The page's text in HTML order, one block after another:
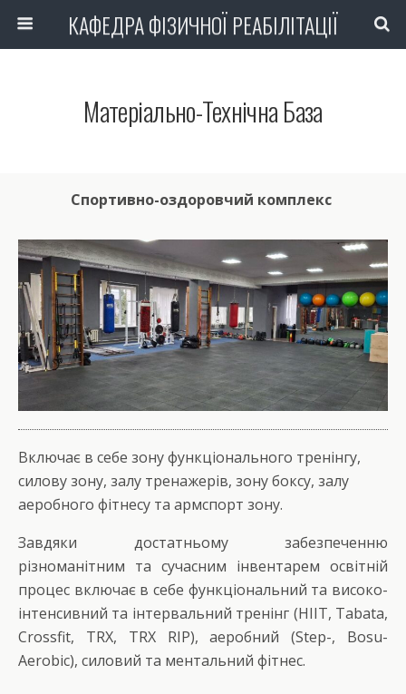
КАФЕДРА ФІЗИЧНОЇ РЕАБІЛІТАЦІЇ
Матеріально-Технічна База
Спортивно-оздоровчий комплекс
Включає в себе зону функціонального тренінгу,
силову зону, залу тренажерів, зону боксу, залу
аеробного фітнесу та армспорт зону.
Завдяки достатньому забезпеченню
різноманітним та сучасним інвентарем освітній
процес включає в себе функціональний та високо-
інтенсивний та інтервальний тренінг (HIIT, Tabata,
Crossfit, TRX, TRX RIP), аеробний (Step-, Bosu-
Aerobic), силовий та ментальний фітнес.